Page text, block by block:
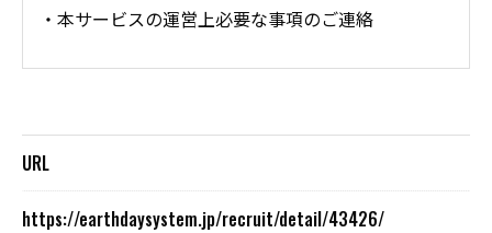
・本サービスの運営上必要な事項のご連絡
られた場合を除き、
ません。
URL
https://earthdaysystem.jp/recruit/detail/43426/